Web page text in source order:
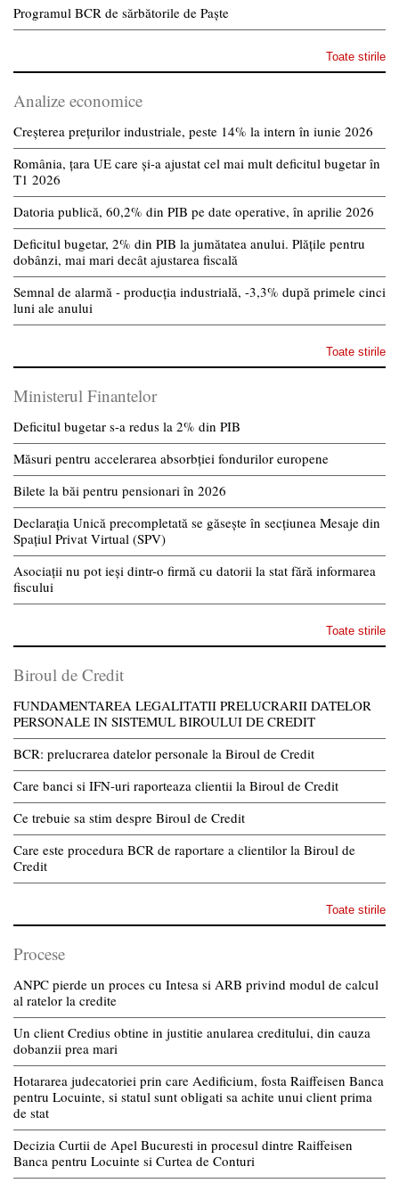
Programul BCR de sărbătorile de Paște
Toate stirile
Analize economice
Creșterea prețurilor industriale, peste 14% la intern în iunie 2026
România, țara UE care și-a ajustat cel mai mult deficitul bugetar în
T1 2026
Datoria publică, 60,2% din PIB pe date operative, în aprilie 2026
Deficitul bugetar, 2% din PIB la jumătatea anului. Plățile pentru
dobânzi, mai mari decât ajustarea fiscală
Semnal de alarmă - producția industrială, -3,3% după primele cinci
luni ale anului
Toate stirile
Ministerul Finantelor
Deficitul bugetar s-a redus la 2% din PIB
Măsuri pentru accelerarea absorbției fondurilor europene
Bilete la băi pentru pensionari în 2026
Declarația Unică precompletată se găsește în secțiunea Mesaje din
Spațiul Privat Virtual (SPV)
Asociații nu pot ieși dintr-o firmă cu datorii la stat fără informarea
fiscului
Toate stirile
Biroul de Credit
FUNDAMENTAREA LEGALITATII PRELUCRARII DATELOR
PERSONALE IN SISTEMUL BIROULUI DE CREDIT
BCR: prelucrarea datelor personale la Biroul de Credit
Care banci si IFN-uri raporteaza clientii la Biroul de Credit
Ce trebuie sa stim despre Biroul de Credit
Care este procedura BCR de raportare a clientilor la Biroul de
Credit
Toate stirile
Procese
ANPC pierde un proces cu Intesa si ARB privind modul de calcul
al ratelor la credite
Un client Credius obtine in justitie anularea creditului, din cauza
dobanzii prea mari
Hotararea judecatoriei prin care Aedificium, fosta Raiffeisen Banca
pentru Locuinte, si statul sunt obligati sa achite unui client prima
de stat
Decizia Curtii de Apel Bucuresti in procesul dintre Raiffeisen
Banca pentru Locuinte si Curtea de Conturi